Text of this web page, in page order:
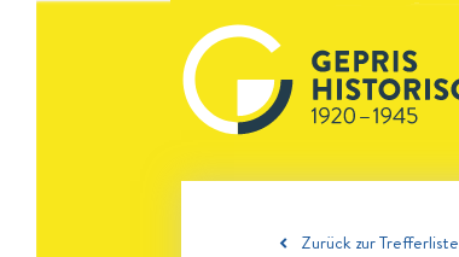
Zurück zur Trefferliste